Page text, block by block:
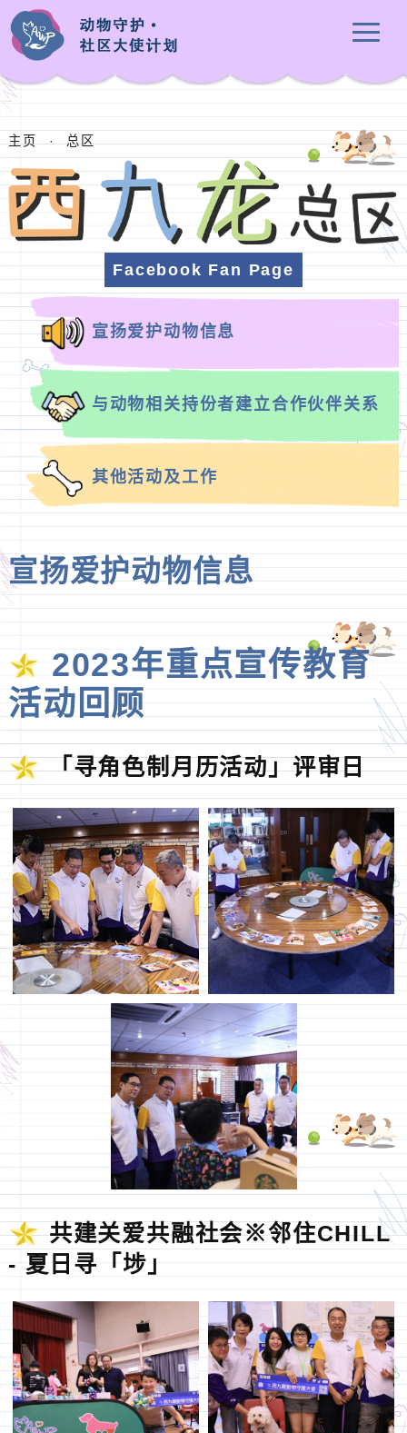
主页 · 总区
Facebook Fan Page
宣扬爱护动物信息
与动物相关持份者建立合作伙伴关系
其他活动及工作
宣扬爱护动物信息
2023年重点宣传教育
活动回顾
「寻角色制月历活动」评审日
共建关爱共融社会※邻住CHILL
- 夏日寻「埗」